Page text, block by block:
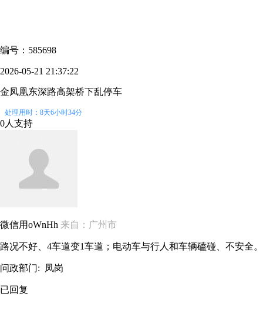
编号：585698
2026-05-21 21:37:22
金凤凰东深路高架桥下乱停车
处理用时：8天6小时34分
0人支持
微信用oWnHh 来自：广州市
路况不好、4车道变1车道；电动车与行人和车辆磕碰、不安全。
问政部门: 凤岗
已回复